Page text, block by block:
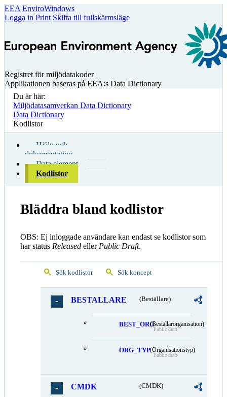
EEA EnviroWindows
Logga in Print Skifta till fullskärmsläge
Registret för miljödatakoder
Applikationen baseras på EEA:s Data Dictionary
Du är här:
Miljödatasamverkan Data Dictionary
Data Dictionary
Kodlistor
Hjälp och
dokumentation
Data element
Kodlistor
Bläddra bland kodlistor
OBS: Ej inloggade användare kan endast se kodlistor som
har status Released eller Public Draft.
Sök kodlistor Sök koncept
BESTALLARE (Beställare)
BEST_ORG(Beställarorganisation)
Public draft
ORG_TYP(Organisationstyp)
Public draft
CMDK (CMDK)